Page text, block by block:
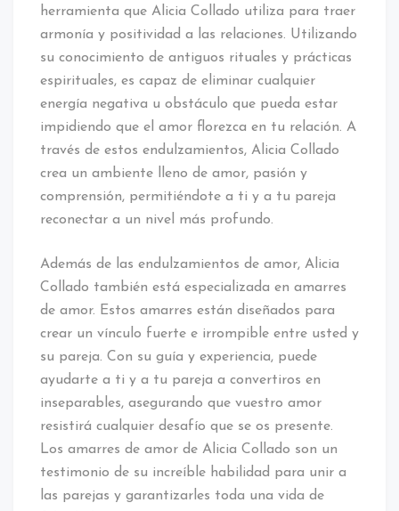
herramienta que Alicia Collado utiliza para traer
armonía y positividad a las relaciones. Utilizando
su conocimiento de antiguos rituales y prácticas
espirituales, es capaz de eliminar cualquier
energía negativa u obstáculo que pueda estar
impidiendo que el amor florezca en tu relación. A
través de estos endulzamientos, Alicia Collado
crea un ambiente lleno de amor, pasión y
comprensión, permitiéndote a ti y a tu pareja
reconectar a un nivel más profundo.
Además de las endulzamientos de amor, Alicia
Collado también está especializada en amarres
de amor. Estos amarres están diseñados para
crear un vínculo fuerte e irrompible entre usted y
su pareja. Con su guía y experiencia, puede
ayudarte a ti y a tu pareja a convertiros en
inseparables, asegurando que vuestro amor
resistirá cualquier desafío que se os presente.
Los amarres de amor de Alicia Collado son un
testimonio de su increíble habilidad para unir a
las parejas y garantizarles toda una vida de